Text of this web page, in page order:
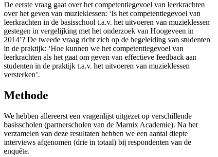
De eerste vraag gaat over het competentiegevoel van leerkrachten
over het geven van muzieklessen: ‘Is het competentiegevoel van
leerkrachten in de basisschool t.a.v. het uitvoeren van muzieklessen
gestegen in vergelijking met het onderzoek van Hoogeveen in
2014’? De tweede vraag richt zich op de begeleiding van studenten
in de praktijk: ‘Hoe kunnen we het competentiegevoel van
leerkrachten als het gaat om geven van effectieve feedback aan
studenten in de praktijk t.a.v. het uitvoeren van muzieklessen
versterken’.
Methode
We hebben allereerst een vragenlijst uitgezet op verschillende
basisscholen (partnerscholen van de Marnix Academie). Na het
verzamelen van deze resultaten hebben we een aantal diepte
interviews afgenomen (drie in totaal) bij respondenten van de
enquête.